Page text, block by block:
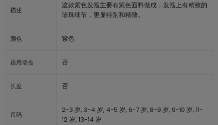
描述
这款紫色发箍主要有紫色面料做成，发箍上有精致的
珍珠细节，更显特别和精致。
颜色 紫色
适用场合 否
长度 否
尺码
2-3 岁, 3-4 岁, 4-5 岁, 6-7 岁, 8-9 岁, 9-10 岁, 11-
12 岁, 13-14 岁